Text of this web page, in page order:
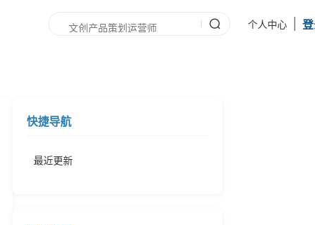
个人中心
快捷导航
最近更新